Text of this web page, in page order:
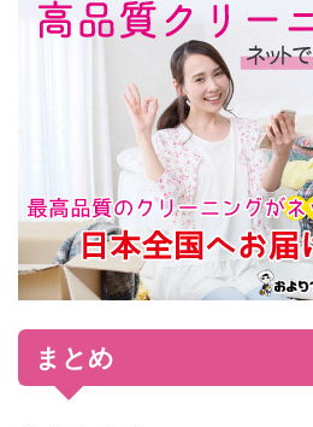
まとめ